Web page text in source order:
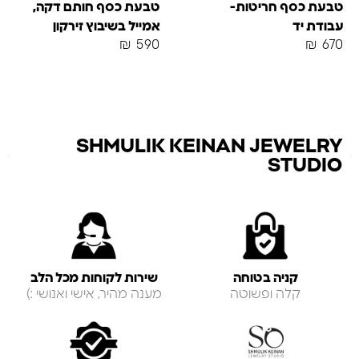
טבעת כסף חריטות-
עבודת יד
₪ 670
טבעת כסף חותם דקה,
אמייל בשיבוץ זירקון
₪ 590
SHMULIK KEINAN JEWELRY
STUDIO
קניה בטוחה
קלה ופשוטה
שירות לקוחות מכל הלב
מענה מהיר, אישי ואנושי :)